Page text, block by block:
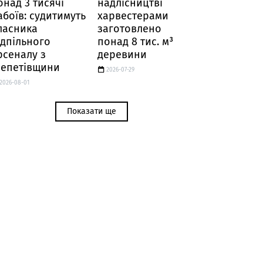
3 тисячі
судитимуть
з
2026-08-01
надлісництві
харвестерами
заготовлено
понад 8 тис. м³
деревини
2026-07-29
Показати ще